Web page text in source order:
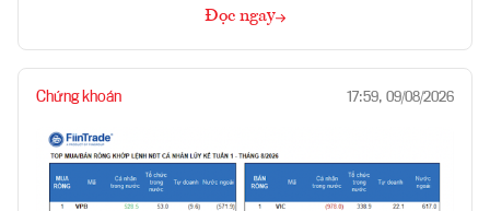
Đọc ngay
Chứng khoán 17:59, 09/08/2026